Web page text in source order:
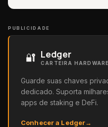
PUBLICIDADE
🔐 Ledger
Guarde suas chaves
dedicado. Suporta
apps de staking e DeFi.
Conhecer a Ledger→